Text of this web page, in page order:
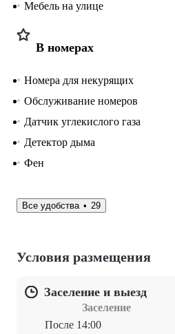
Мебель на улице
В номерах
Номера для некурящих
Обслуживание номеров
Датчик углекислого газа
Детектор дыма
Фен
Все удобства 29
Условия размещения
Заселение и выезд
Заселение
После 14:00